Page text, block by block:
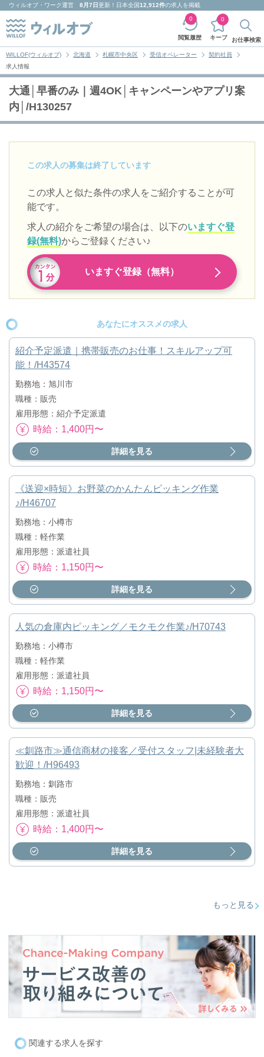
ウィルオブ・ワーク運営 8月7日更新！日本全国12,912件の求人を掲載
閲覧履歴
0
キープ
0
お仕事検索
WILLOF(ウィルオブ) 北海道 札幌市中央区 受信オペレーター
契約社員
求人情報
大通│早番のみ｜週4OK│キャンペーンやアプリ案
内│/H130257
この求人の募集は終了しています
この求人と似た条件の求人をご紹介することが可
能です。
求人の紹介をご希望の場合は、以下のいますぐ登
録(無料)からご登録ください♪
いますぐ登録（無料）
あなたにオススメの求人
紹介予定派遣｜携帯販売のお仕事！スキルアップ可
能！/H43574
勤務地：旭川市
職種：販売
雇用形態：紹介予定派遣
時給：1,400円〜
詳細を見る
《送迎×時短》お野菜のかんたんピッキング作業
♪/H46707
勤務地：小樽市
職種：軽作業
雇用形態：派遣社員
時給：1,150円〜
詳細を見る
人気の倉庫内ピッキング／モクモク作業♪/H70743
勤務地：小樽市
職種：軽作業
雇用形態：派遣社員
時給：1,150円〜
詳細を見る
≪釧路市≫通信商材の接客／受付スタッフ|未経験者大
歓迎！/H96493
勤務地：釧路市
職種：販売
雇用形態：派遣社員
時給：1,400円〜
詳細を見る
もっと見る
関連する求人を探す